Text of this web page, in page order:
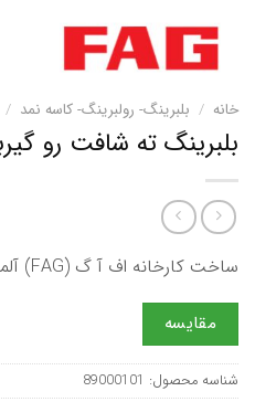
خانه / بلبرینگ- رولبرینگ- کاسه نمد /
بلبرینگ ته شافت رو
ساخت کارخانه اف آ گ (FAG) آلمان
مقایسه
شناسه محصول: 89000101